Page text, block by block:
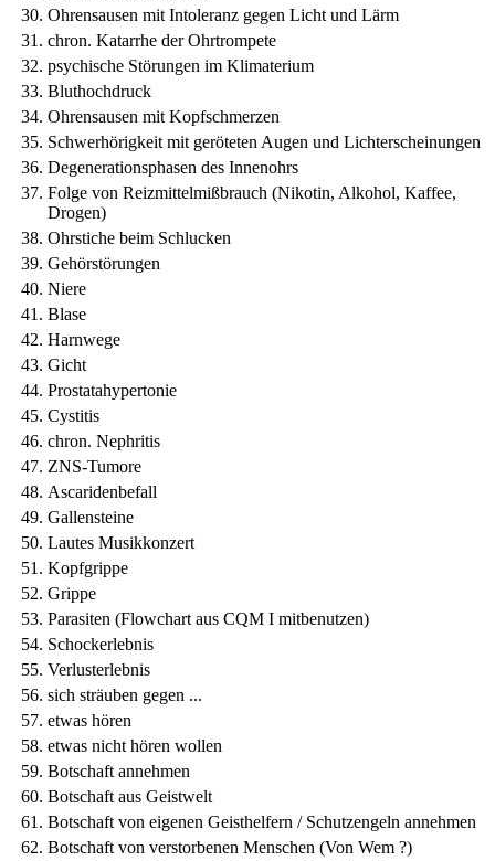
Ohrensausen mit Intoleranz gegen Licht und Lärm
chron. Katarrhe der Ohrtrompete
psychische Störungen im Klimaterium
Bluthochdruck
Ohrensausen mit Kopfschmerzen
Schwerhörigkeit mit geröteten Augen und Lichterscheinungen
Degenerationsphasen des Innenohrs
Folge von Reizmittelmißbrauch (Nikotin, Alkohol, Kaffee,
Drogen)
Ohrstiche beim Schlucken
Gehörstörungen
Niere
Blase
Harnwege
Gicht
Prostatahypertonie
Cystitis
chron. Nephritis
ZNS-Tumore
Ascaridenbefall
Gallensteine
Lautes Musikkonzert
Kopfgrippe
Grippe
Parasiten (Flowchart aus CQM I mitbenutzen)
Schockerlebnis
Verlusterlebnis
sich sträuben gegen ...
etwas hören
etwas nicht hören wollen
Botschaft annehmen
Botschaft aus Geistwelt
Botschaft von eigenen Geisthelfern / Schutzengeln annehmen
Botschaft von verstorbenen Menschen (Von Wem ?)